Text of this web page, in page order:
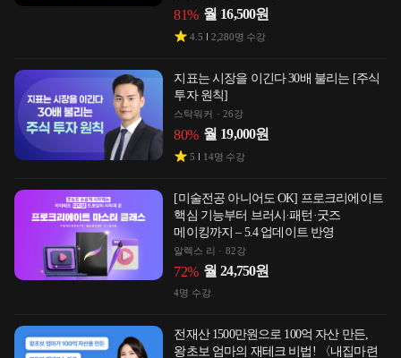
81% 월 16,500원
4.5 2,280명 수강
지표는 시장을 이긴다 30배 불리는 [주식
투자 원칙]
스탁워커 26강
80% 월 19,000원
5 14명 수강
[미술전공 아니어도 OK] 프로크리에이트
핵심 기능부터 브러시·패턴·굿즈
메이킹까지 – 5.4 업데이트 반영
알렉스 리 82강
72% 월 24,750원
4명 수강
전재산 1500만원으로 100억 자산 만든,
왕초보 엄마의 재테크 비법! 〈내집마련